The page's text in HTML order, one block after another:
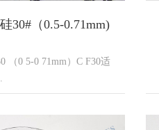
30#（0.5-0.71mm)
（0 5-0 71mm）C F30适